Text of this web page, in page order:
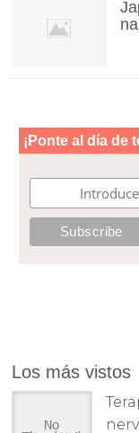
Los más vistos